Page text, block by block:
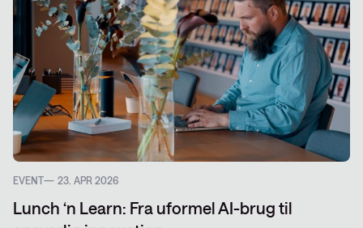
EVENT 23. APR 2026
Lunch ‘n Learn: Fra uformel AI-brug til